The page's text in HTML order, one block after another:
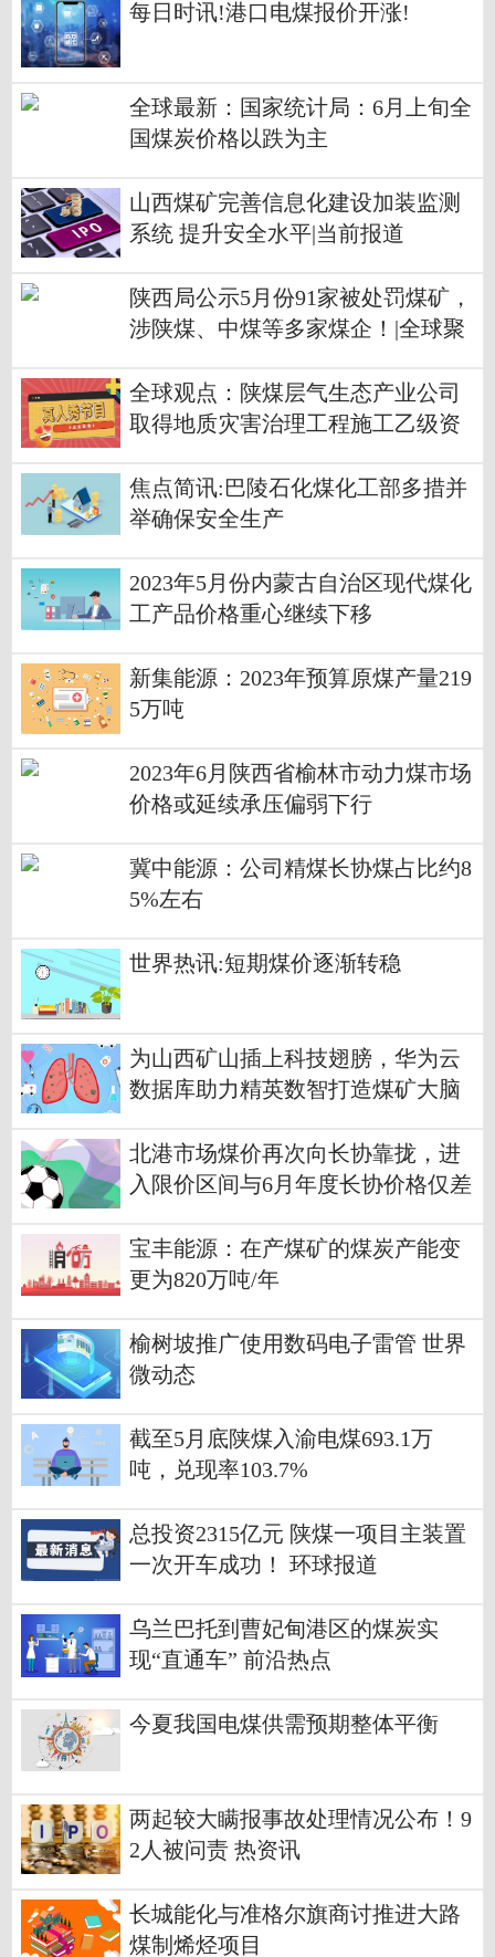
每日时讯!港口电煤报价开涨!
全球最新：国家统计局：6月上旬全
国煤炭价格以跌为主
山西煤矿完善信息化建设加装监测
系统 提升安全水平|当前报道
陕西局公示5月份91家被处罚煤矿，
涉陕煤、中煤等多家煤企！|全球聚
全球观点：陕煤层气生态产业公司
取得地质灾害治理工程施工乙级资
焦点简讯:巴陵石化煤化工部多措并
举确保安全生产
2023年5月份内蒙古自治区现代煤化
工产品价格重心继续下移
新集能源：2023年预算原煤产量219
5万吨
2023年6月陕西省榆林市动力煤市场
价格或延续承压偏弱下行
冀中能源：公司精煤长协煤占比约8
5%左右
世界热讯:短期煤价逐渐转稳
为山西矿山插上科技翅膀，华为云
数据库助力精英数智打造煤矿大脑
北港市场煤价再次向长协靠拢，进
入限价区间与6月年度长协价格仅差
宝丰能源：在产煤矿的煤炭产能变
更为820万吨/年
榆树坡推广使用数码电子雷管 世界
微动态
截至5月底陕煤入渝电煤693.1万
吨，兑现率103.7%
总投资2315亿元 陕煤一项目主装置
一次开车成功！ 环球报道
乌兰巴托到曹妃甸港区的煤炭实
现“直通车” 前沿热点
今夏我国电煤供需预期整体平衡
两起较大瞒报事故处理情况公布！9
2人被问责 热资讯
长城能化与准格尔旗商讨推进大路
煤制烯烃项目